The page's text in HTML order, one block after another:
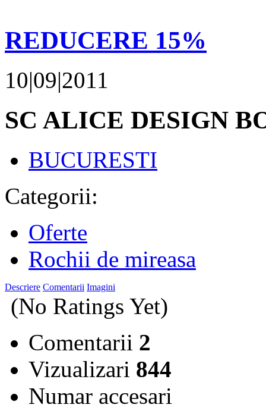
REDUCERE 15%
10|09|2011
SC ALICE DESIGN
BUCURESTI
Categorii:
Oferte
Rochii de mireasa
Descriere Comentarii Imagini
(No Ratings Yet)
Comentarii 2
Vizualizari 844
Numar accesari